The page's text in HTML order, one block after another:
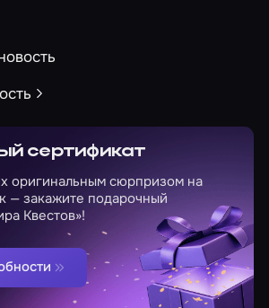
сертификат
оригинальным сюрпризом на
— закажите подарочный
Квестов»!